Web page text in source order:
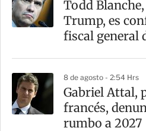
r
t
Todd
Trump, es
fiscal general
8 de agosto - 2:54 Hrs
Gabriel Attal,
francés,
rumbo a 2027